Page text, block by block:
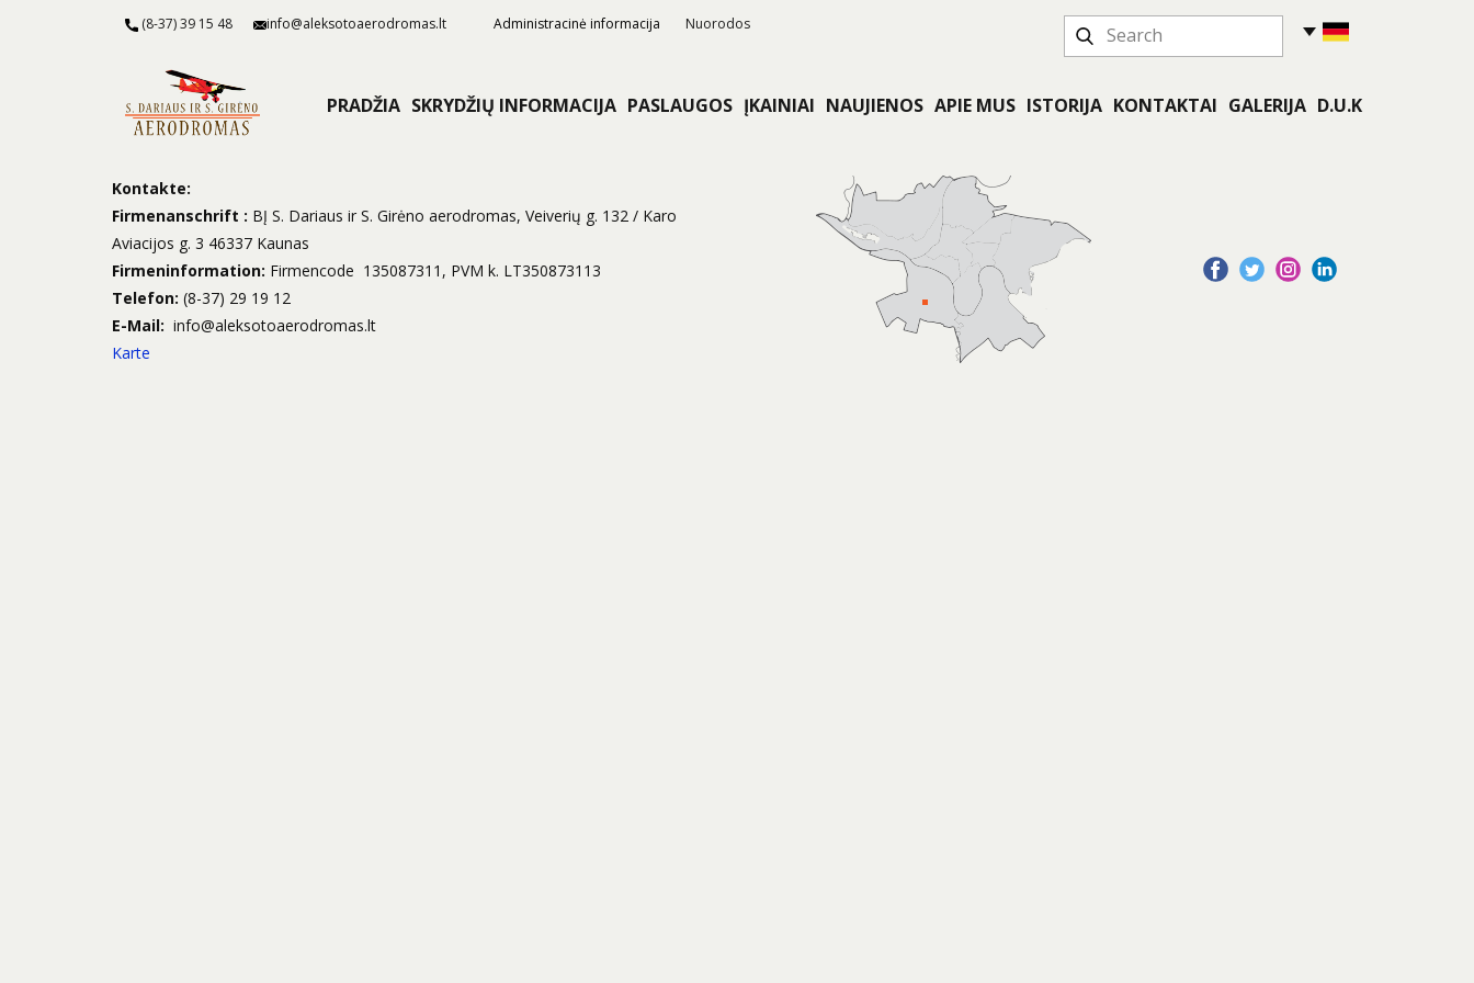
(8-37) 39 15 48 info@aleksotoaerodromas.lt Nuorodos
Administracinė informacija
PRADŽIA SKRYDŽIŲ INFORMACIJA PASLAUGOS ĮKAINIAI NAUJIENOS APIE MUS ISTORIJA KONTAKTAI GALERIJA D.U.K
Kontakte:
Firmenanschrift : BĮ S. Dariaus ir S. Girėno aerodromas, Veiverių g. 132 / Karo
Aviacijos g. 3 46337 Kaunas
Firmeninformation: Firmencode 135087311, PVM k. LT350873113
Telefon: (8-37) 29 19 12
E-Mail: info@aleksotoaerodromas.lt
Karte